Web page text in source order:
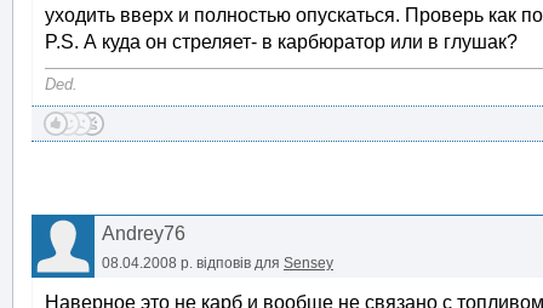
уходить вверх и полностью опускаться. Проверь как
P.S. А куда он стреляет- в карбюратор или в глушак?
Ded.
Andrey76
08.04.2008 р. відповів для Sensey
Наверное это не карб и вообще не связано с